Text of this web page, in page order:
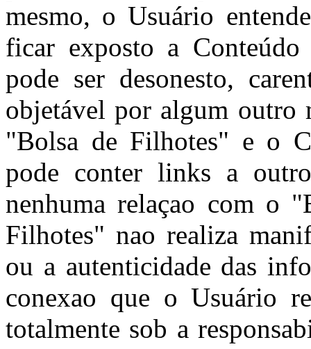
mesmo, o Usuário
ficar exposto a
pode ser desonesto,
objetável por algum outro
"Bolsa de Filhotes" e o
pode conter links a
nenhuma relaçao com o
Filhotes" nao realiza
ou a autenticidade das
conexao que o Usuário
totalmente sob a